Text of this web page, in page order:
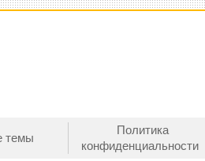
темы
Политика
конфиденциальности